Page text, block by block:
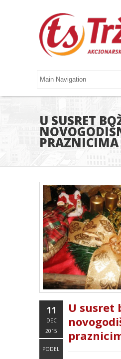
U SUSRET
PRAZNICIMA
11
DEC
2015
PODELI
U susret